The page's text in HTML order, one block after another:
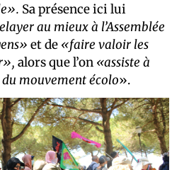
Sa présence ici lui
au mieux à l’Assemblée
et de «faire valoir les
alors que l’on «assiste à
mouvement écolo».